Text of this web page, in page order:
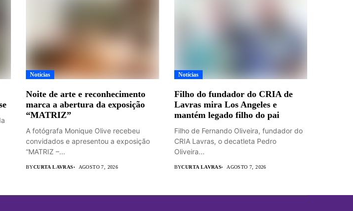
Notícias
Noite de arte e reconhecimento
marca a abertura da exposição
“MATRIZ”
A fotógrafa Monique Olive recebeu
convidados e apresentou a exposição
“MATRIZ –...
BYCURTA LAVRAS AGOSTO 7, 2026
Notícias
Filho do fundador do CRIA de
Lavras mira Los Angeles e
mantém legado filho do pai
Filho de Fernando Oliveira, fundador do
CRIA Lavras, o decatleta Pedro
Oliveira...
BYCURTA LAVRAS AGOSTO 7, 2026